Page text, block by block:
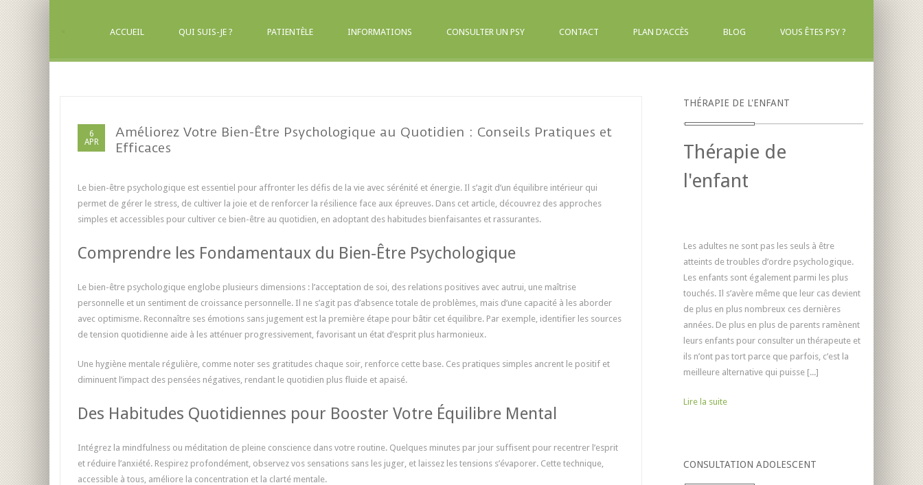
ACCUEIL QUI SUIS-JE ? PATIENTÈLE INFORMATIONS CONSULTER UN PSY CONTACT PLAN D’ACCÈS BLOG VOUS ÊTES PSY ?
6
APR
Améliorez Votre Bien-Être Psychologique au Quotidien : Conseils Pratiques et
Efficaces
Le bien-être psychologique est essentiel pour affronter les défis de la vie avec sérénité et énergie. Il s’agit d’un équilibre intérieur qui
permet de gérer le stress, de cultiver la joie et de renforcer la résilience face aux épreuves. Dans cet article, découvrez des approches
simples et accessibles pour cultiver ce bien-être au quotidien, en adoptant des habitudes bienfaisantes et rassurantes.
Comprendre les Fondamentaux du Bien-Être Psychologique
Le bien-être psychologique englobe plusieurs dimensions : l’acceptation de soi, des relations positives avec autrui, une maîtrise
personnelle et un sentiment de croissance personnelle. Il ne s’agit pas d’absence totale de problèmes, mais d’une capacité à les aborder
avec optimisme. Reconnaître ses émotions sans jugement est la première étape pour bâtir cet équilibre. Par exemple, identifier les sources
de tension quotidienne aide à les atténuer progressivement, favorisant un état d’esprit plus harmonieux.
Une hygiène mentale régulière, comme noter ses gratitudes chaque soir, renforce cette base. Ces pratiques simples ancrent le positif et
diminuent l’impact des pensées négatives, rendant le quotidien plus fluide et apaisé.
Des Habitudes Quotidiennes pour Booster Votre Équilibre Mental
Intégrez la mindfulness ou méditation de pleine conscience dans votre routine. Quelques minutes par jour suffisent pour recentrer l’esprit
et réduire l’anxiété. Respirez profondément, observez vos sensations sans les juger, et laissez les tensions s’évaporer. Cette technique,
accessible à tous, améliore la concentration et la clarté mentale.
THÉRAPIE DE L'ENFANT
Thérapie de
l'enfant
Les adultes ne sont pas les seuls à être
atteints de troubles d’ordre psychologique.
Les enfants sont également parmi les plus
touchés. Il s’avère même que leur cas devient
de plus en plus nombreux ces dernières
années. De plus en plus de parents ramènent
leurs enfants pour consulter un thérapeute et
ils n’ont pas tort parce que parfois, c’est la
meilleure alternative qui puisse [...]
Lire la suite
CONSULTATION ADOLESCENT